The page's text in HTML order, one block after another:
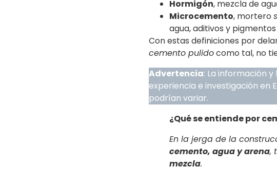
Hormigón, mezcla de
Microcemento, mortero
agua, aditivos y
Con estas definiciones por
cemento pulidocomo tal, no
Advertencia: La información
experiencia e investigación en
podrían variar.
¿Qué se entiende por
En la jerga de la
cemento, agua y arena,
mezcla.